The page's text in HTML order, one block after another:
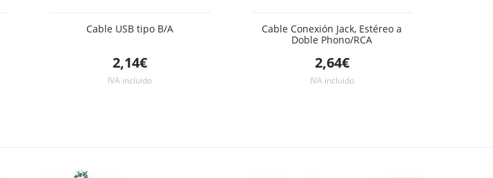
Cable USB tipo B/A
2,14€
IVA incluido
Cable Conexión Jack, Estéreo a
Doble Phono/RCA
2,64€
IVA incluido